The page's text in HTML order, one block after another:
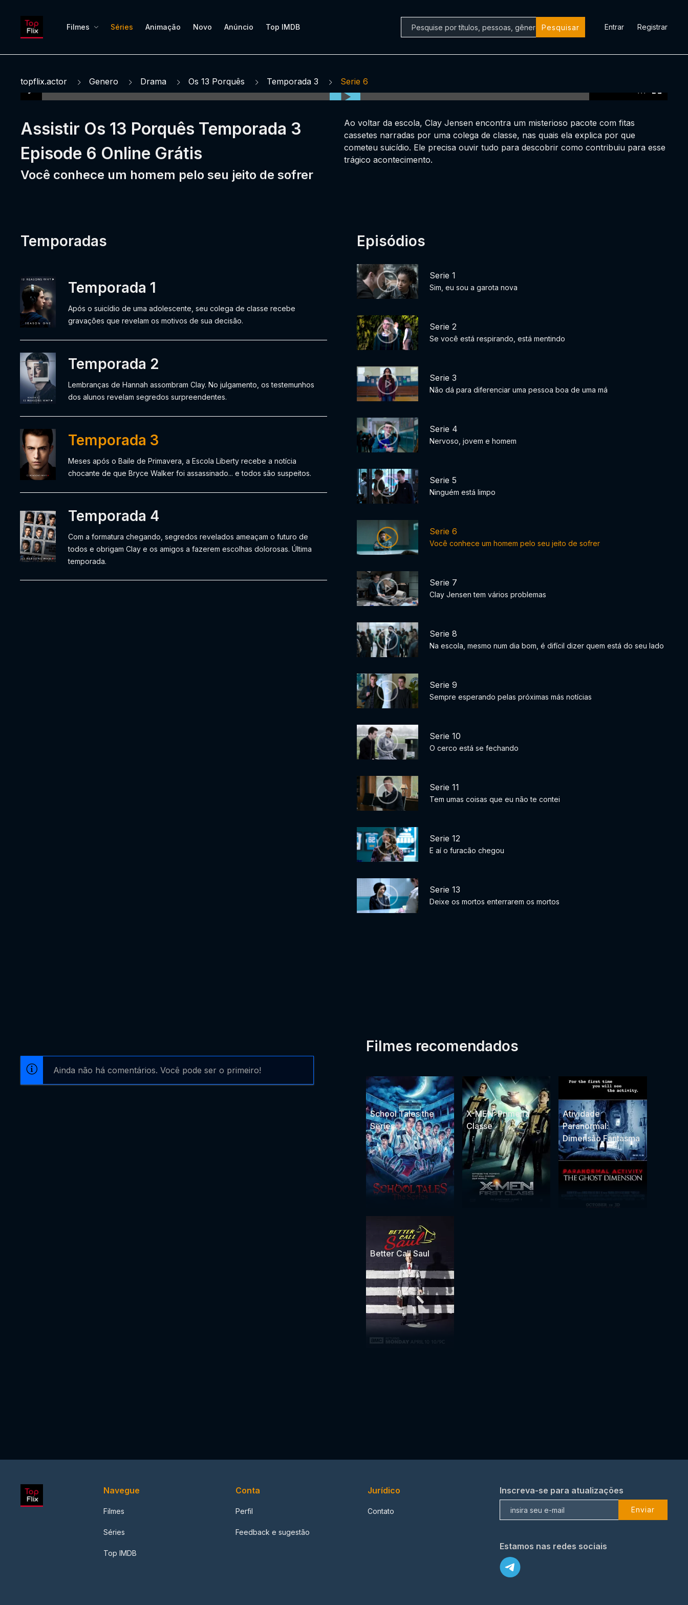
Filmes Séries Animação Novo Anúncio Top IMDB Pesquisar Entrar Registrar
topflix.actor Genero Drama Os 13 Porquês Temporada 3 Serie 6
Assistir Os 13 Porquês Temporada 3
Episode 6 Online Grátis
Você conhece um homem pelo seu jeito de sofrer
Ao voltar da escola, Clay Jensen encontra um misterioso pacote com fitas
cassetes narradas por uma colega de classe, nas quais ela explica por que
cometeu suicídio. Ele precisa ouvir tudo para descobrir como contribuiu para esse
trágico acontecimento.
Temporadas
Temporada 1
Após o suicídio de uma adolescente, seu colega de classe recebe
gravações que revelam os motivos de sua decisão.
Temporada 2
Lembranças de Hannah assombram Clay. No julgamento, os testemunhos
dos alunos revelam segredos surpreendentes.
Temporada 3
Meses após o Baile de Primavera, a Escola Liberty recebe a notícia
chocante de que Bryce Walker foi assassinado... e todos são suspeitos.
Temporada 4
Com a formatura chegando, segredos revelados ameaçam o futuro de
todos e obrigam Clay e os amigos a fazerem escolhas dolorosas. Última
temporada.
Episódios
Serie 1
Sim, eu sou a garota nova
Serie 2
Se você está respirando, está mentindo
Serie 3
Não dá para diferenciar uma pessoa boa de uma má
Serie 4
Nervoso, jovem e homem
Serie 5
Ninguém está limpo
Serie 6
Você conhece um homem pelo seu jeito de sofrer
Serie 7
Clay Jensen tem vários problemas
Serie 8
Na escola, mesmo num dia bom, é difícil dizer quem está do seu lado
Serie 9
Sempre esperando pelas próximas más notícias
Serie 10
O cerco está se fechando
Serie 11
Tem umas coisas que eu não te contei
Serie 12
E aí o furacão chegou
Serie 13
Deixe os mortos enterrarem os mortos
Ainda não há comentários. Você pode ser o primeiro!
Filmes recomendados
School Tales the
Series
X-MEN: Primeira
Classe
Atividade
Paranormal:
Dimensão Fantasma
Better Call Saul
Navegue
Filmes
Séries
Top IMDB
Conta
Perfil
Feedback e sugestão
Jurídico
Contato
Inscreva-se para atualizações
Enviar
Estamos nas redes sociais